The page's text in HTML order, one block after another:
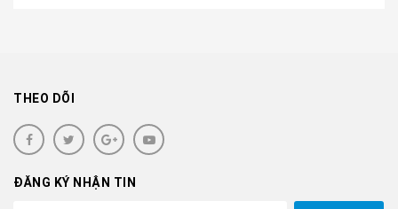
THEO DÕI
ĐĂNG KÝ NHẬN TIN